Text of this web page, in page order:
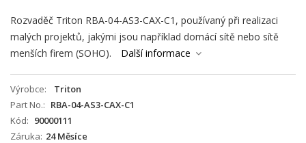
Rozvaděč Triton RBA-04-AS3-CAX-C1, používaný při realizaci
malých projektů, jakými jsou například domácí sítě nebo sítě
menších firem (SOHO).
Další informace
Výrobce
Triton
Part No.
RBA-04-AS3-CAX-C1
Kód
90000111
Záruka 24 Měsíce